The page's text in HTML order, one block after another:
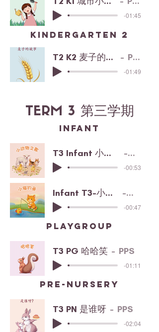
-01:45
kindergarten 2
T2 K2 麦子的故事 PPS
-01:49
TERM 3 第三学期
INFANT
T3 Infant 小动物之歌 PPS
-00:53
Infant T3-小猫钓鱼 PPS
-00:47
playgroup
T3 PG 哈哈笑 PPS
-01:11
pre-nursery
T3 PN 是谁呀 PPS
-02:04